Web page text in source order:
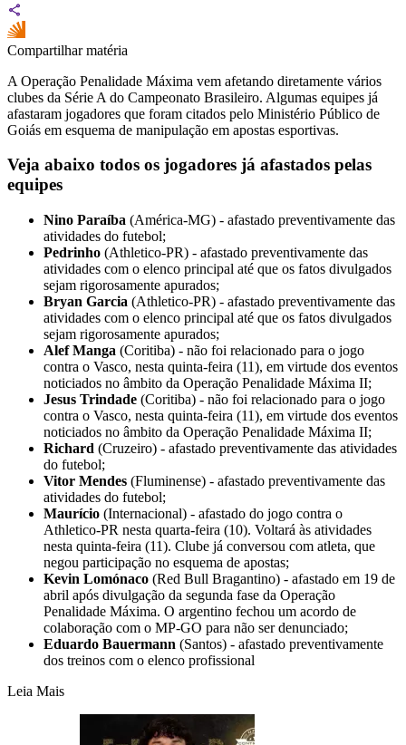
Compartilhar matéria
A Operação Penalidade Máxima vem afetando diretamente vários
clubes da Série A do Campeonato Brasileiro. Algumas equipes já
afastaram jogadores que foram citados pelo Ministério Público de
Goiás em esquema de manipulação em apostas esportivas.
Veja abaixo todos os jogadores já afastados pelas
equipes
Nino Paraíba (América-MG) - afastado preventivamente das
atividades do futebol;
Pedrinho (Athletico-PR) - afastado preventivamente das
atividades com o elenco principal até que os fatos divulgados
sejam rigorosamente apurados;
Bryan Garcia (Athletico-PR) - afastado preventivamente das
atividades com o elenco principal até que os fatos divulgados
sejam rigorosamente apurados;
Alef Manga (Coritiba) - não foi relacionado para o jogo
contra o Vasco, nesta quinta-feira (11), em virtude dos eventos
noticiados no âmbito da Operação Penalidade Máxima II;
Jesus Trindade (Coritiba) - não foi relacionado para o jogo
contra o Vasco, nesta quinta-feira (11), em virtude dos eventos
noticiados no âmbito da Operação Penalidade Máxima II;
Richard (Cruzeiro) - afastado preventivamente das atividades
do futebol;
Vitor Mendes (Fluminense) - afastado preventivamente das
atividades do futebol;
Maurício (Internacional) - afastado do jogo contra o
Athletico-PR nesta quarta-feira (10). Voltará às atividades
nesta quinta-feira (11). Clube já conversou com atleta, que
negou participação no esquema de apostas;
Kevin Lomónaco (Red Bull Bragantino) - afastado em 19 de
abril após divulgação da segunda fase da Operação
Penalidade Máxima. O argentino fechou um acordo de
colaboração com o MP-GO para não ser denunciado;
Eduardo Bauermann (Santos) - afastado preventivamente
dos treinos com o elenco profissional
Leia Mais